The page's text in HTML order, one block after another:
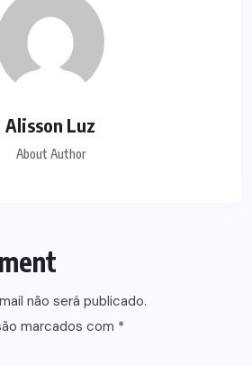
Alisson Luz
About Author
não será publicado.
marcados com *